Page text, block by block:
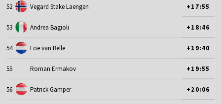
52 Vegard Stake Laengen +17:55
53 Andrea Bagioli +18:46
54 Loe van Belle +19:40
55 Roman Ermakov +19:55
56 Patrick Gamper +20:06